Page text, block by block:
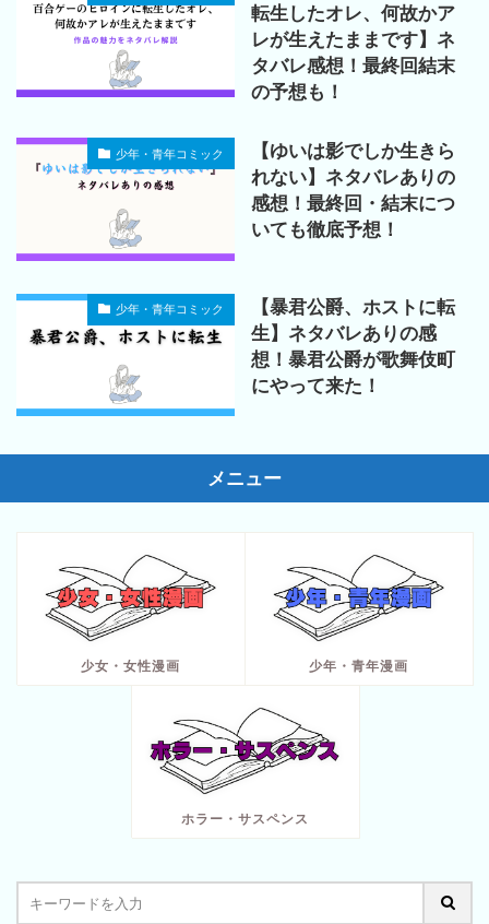
転生したオレ、何故かア
レが生えたままです】ネ
タバレ感想！最終回結末
の予想も！
少年・青年コミック
【ゆいは影でしか生きら
れない】ネタバレありの
感想！最終回・結末につ
いても徹底予想！
少年・青年コミック
【暴君公爵、ホストに転
生】ネタバレありの感
想！暴君公爵が歌舞伎町
にやって来た！
メニュー
少女・女性漫画 少年・青年漫画
ホラー・サスペンス